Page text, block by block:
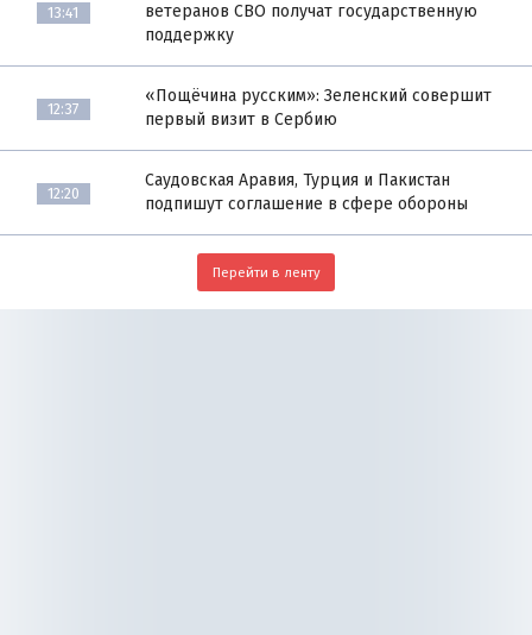
13:41
ветеранов СВО получат государственную
поддержку
12:37
«Пощёчина русским»: Зеленский совершит
первый визит в Сербию
12:20
Саудовская Аравия, Турция и Пакистан
подпишут соглашение в сфере обороны
Перейти в ленту